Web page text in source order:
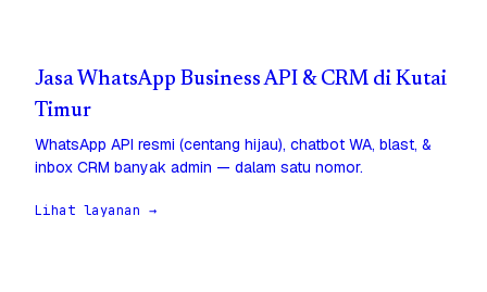
Jasa WhatsApp Business API & CRM di Kutai
Timur
WhatsApp API resmi (centang hijau), chatbot WA, blast, &
inbox CRM banyak admin — dalam satu nomor.
Lihat layanan →